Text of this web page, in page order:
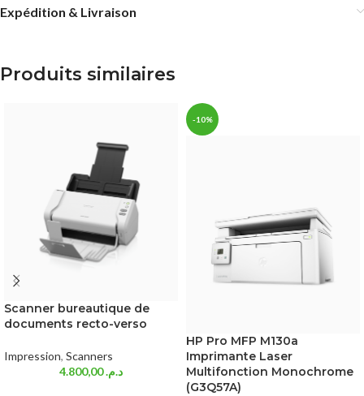
Expédition & Livraison
Produits similaires
Scanner bureautique de
documents recto-verso
Impression, Scanners
د.م.4.800,00
-10%
HP Pro MFP M130a
Imprimante Laser
Multifonction Monochrome
(G3Q57A)